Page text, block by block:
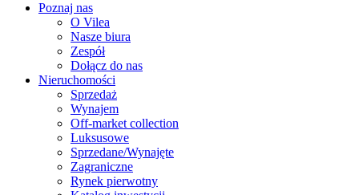
Poznaj nas
O Vilea
Nasze biura
Zespół
Dołącz do nas
Nieruchomości
Sprzedaż
Wynajem
Off-market collection
Luksusowe
Sprzedane/Wynajęte
Zagraniczne
Rynek pierwotny